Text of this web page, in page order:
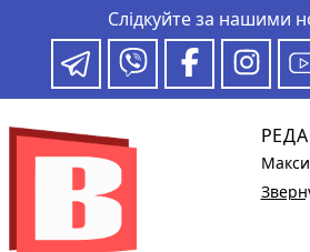
Слідкуйте за нашими